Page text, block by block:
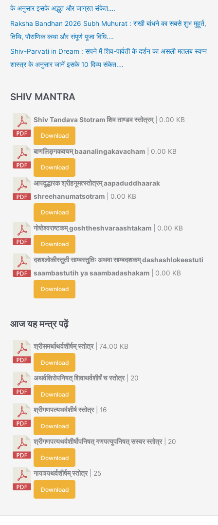
के अनुसार इसके अद्भुत और जाग्रत संकेत….
Raksha Bandhan 2026 Subh Muhurat : राखी बांधने का सबसे शुभ मुहूर्त,
तिथि, पौराणिक कथा और संपूर्ण पूजा विधि….
Shiv-Parvati in Dream : सपने में शिव-पार्वती के दर्शन का असली मतलब स्वप्न
शास्त्र के अनुसार जानें इसके 10 दिव्य संकेत….
SHIV MANTRA
Shiv Tandava Stotram शिव ताण्डव स्तोत्रम्| 0.00 KB
Download
बाणलिङ्गकवचम् baanalingakavacham | 0.00 KB
Download
आपदुद्धारक श्रीहनूमत्स्तोत्रम् aapaduddhaarak
shreehanumatsotram | 0.00 KB
Download
गोष्ठेश्वराष्टकम् goshtheshvaraashtakam | 0.00 KB
Download
दशश्लोकीस्तुती साम्बस्तुतिः अथवा साम्बदशकम् dashashlokeestuti
saambastutih ya saambadashakam | 0.00 KB
Download
आज यह मन्त्र पढ़ें
श्रीसमर्थाथर्वशीर्षम् स्तोत्र| 74.00 KB
Download
अथर्वशिरोपनिषत् शिवाथर्वशीर्षं च स्तोत्र| 20
Download
श्रीगणपत्यथर्वशीर्ष स्तोत्र| 16
Download
श्रीगणपत्यथर्वशीर्षोपनिषत् गणपत्युपनिषत् सस्वर स्तोत्र| 20
Download
गायत्र्यथर्वशीर्षम् स्तोत्र| 25
Download